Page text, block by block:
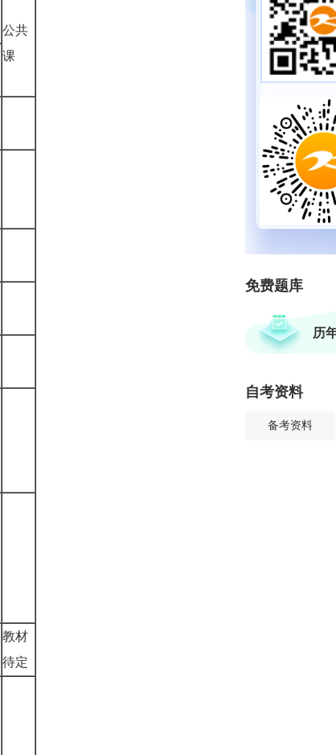
公共
课
教材
待定
免费题库
历
自考资料
备考资料